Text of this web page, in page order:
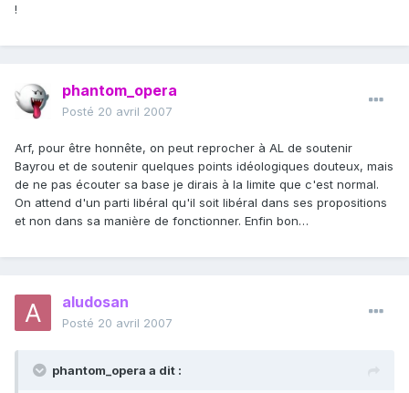
!
phantom_opera
Posté 20 avril 2007
Arf, pour être honnête, on peut reprocher à AL de soutenir
Bayrou et de soutenir quelques points idéologiques douteux, mais
de ne pas écouter sa base je dirais à la limite que c'est normal.
On attend d'un parti libéral qu'il soit libéral dans ses propositions
et non dans sa manière de fonctionner. Enfin bon…
aludosan
Posté 20 avril 2007
phantom_opera a dit :